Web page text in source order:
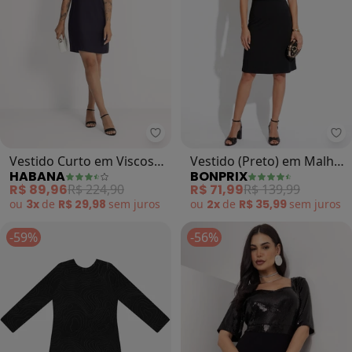
Habana - Vestido Curto em
Vestido Curto em Viscose
(Preto)
HABANA
R$ 89,96R$ 224,90
ou 3x de R$ 29,98 sem juros
Vestido (Preto) em Malha
de Viscose
BONPRIX
R$ 71,99R$ 139,99
ou 2x de R$ 35,99 sem juros
-59% -56%